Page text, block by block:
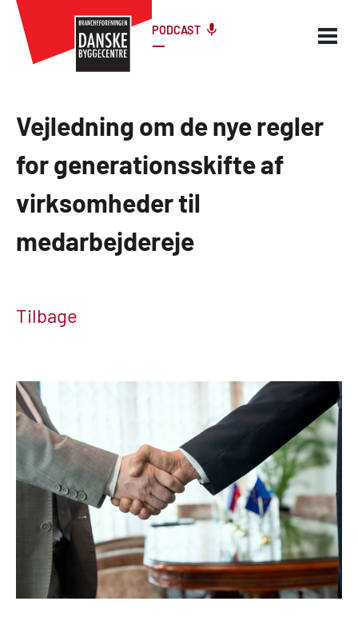
PODCAST
Vejledning om de nye regler
for generationsskifte af
virksomheder til
medarbejdereje
Tilbage